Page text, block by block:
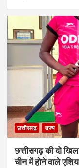
छत्तीसगढ़ राज्य
छत्तीसगढ़ की दो
चीन में होने वाले